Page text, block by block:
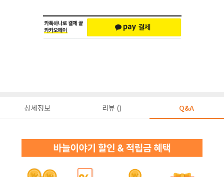
상세정보 리뷰 () Q&A